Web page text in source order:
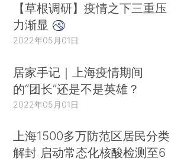
【草根调研】疫情之下三重压
力渐显
2022年05月01日
居家手记｜上海疫情期间
的“团长”还是不是英雄？
2022年05月01日
上海1500多万防范区居民分类
解封 启动常态化核酸检测至6